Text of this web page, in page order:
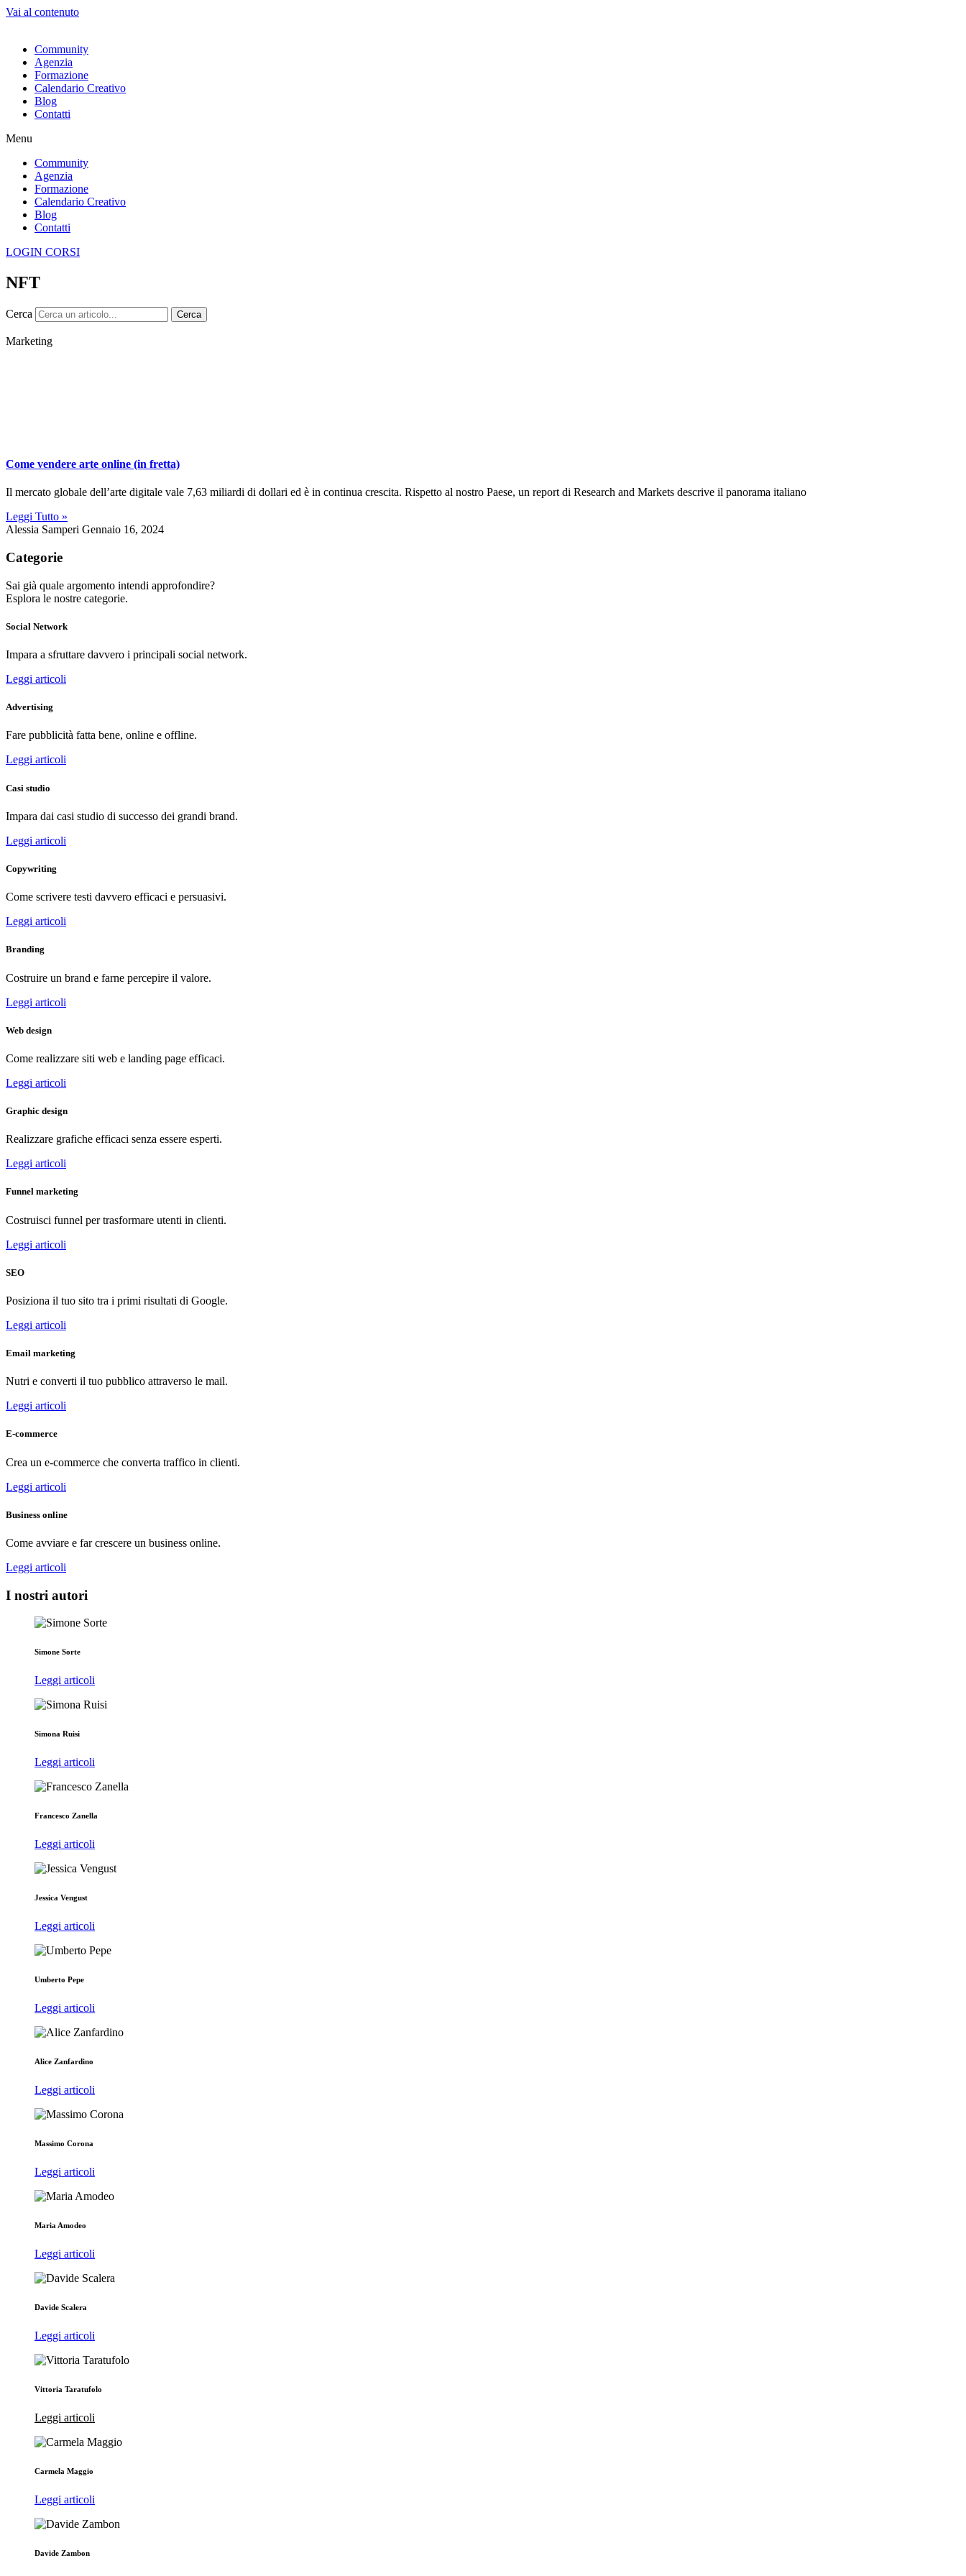
Vai al contenuto
Community
Agenzia
Formazione
Calendario Creativo
Blog
Contatti
Menu
Community
Agenzia
Formazione
Calendario Creativo
Blog
Contatti
LOGIN CORSI
NFT
Cerca Cerca
Marketing
Come vendere arte online (in fretta)
Il mercato globale dell’arte digitale vale 7,63 miliardi di dollari ed è in continua crescita. Rispetto al nostro Paese, un report di Research and Markets descrive il panorama italiano
Leggi Tutto »
Alessia Samperi Gennaio 16, 2024
Categorie
Sai già quale argomento intendi approfondire?
Esplora le nostre categorie.
Social Network
Impara a sfruttare davvero i principali social network.
Leggi articoli
Advertising
Fare pubblicità fatta bene, online e offline.
Leggi articoli
Casi studio
Impara dai casi studio di successo dei grandi brand.
Leggi articoli
Copywriting
Come scrivere testi davvero efficaci e persuasivi.
Leggi articoli
Branding
Costruire un brand e farne percepire il valore.
Leggi articoli
Web design
Come realizzare siti web e landing page efficaci.
Leggi articoli
Graphic design
Realizzare grafiche efficaci senza essere esperti.
Leggi articoli
Funnel marketing
Costruisci funnel per trasformare utenti in clienti.
Leggi articoli
SEO
Posiziona il tuo sito tra i primi risultati di Google.
Leggi articoli
Email marketing
Nutri e converti il tuo pubblico attraverso le mail.
Leggi articoli
E-commerce
Crea un e-commerce che converta traffico in clienti.
Leggi articoli
Business online
Come avviare e far crescere un business online.
Leggi articoli
I nostri autori
Simone Sorte
Leggi articoli
Simona Ruisi
Leggi articoli
Francesco Zanella
Leggi articoli
Jessica Vengust
Leggi articoli
Umberto Pepe
Leggi articoli
Alice Zanfardino
Leggi articoli
Massimo Corona
Leggi articoli
Maria Amodeo
Leggi articoli
Davide Scalera
Leggi articoli
Vittoria Taratufolo
Leggi articoli
Carmela Maggio
Leggi articoli
Davide Zambon